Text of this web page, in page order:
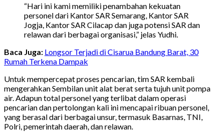
“Hari ini kami memiliki penambahan kekuatan
personel dari Kantor SAR Semarang, Kantor SAR
Jogja, Kantor SAR Cilacap dan juga potensi SAR dan
relawan dari berbagai organisasi,” jelas Yudhi.
Baca Juga: Longsor Terjadi di Cisarua Bandung Barat, 30
Rumah Terkena Dampak
Untuk mempercepat proses pencarian, tim SAR kembali
mengerahkan Sembilan unit alat berat serta tujuh unit pompa
air. Adapun total personel yang terlibat dalam operasi
pencarian dan pertolongan kali ini mencapai ribuan personel,
yang berasal dari berbagai unsur, termasuk Basarnas, TNI,
Polri, pemerintah daerah, dan relawan.